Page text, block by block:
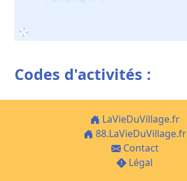
Codes d'activités :
LaVieDuVillage.fr
88.LaVieDuVillage.fr
Contact
Légal